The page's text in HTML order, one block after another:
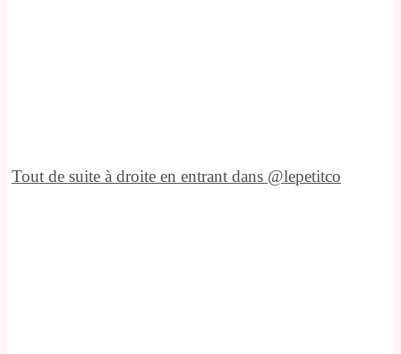
Tout de suite à droite en entrant dans @lepetitco